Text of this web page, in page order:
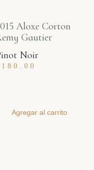
Aloxe Corton
Gautier
Noir
180.00
Agregar al carrito